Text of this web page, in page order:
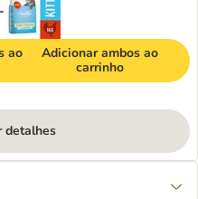
ao
Adicionar ambos ao
carrinho
detalhes